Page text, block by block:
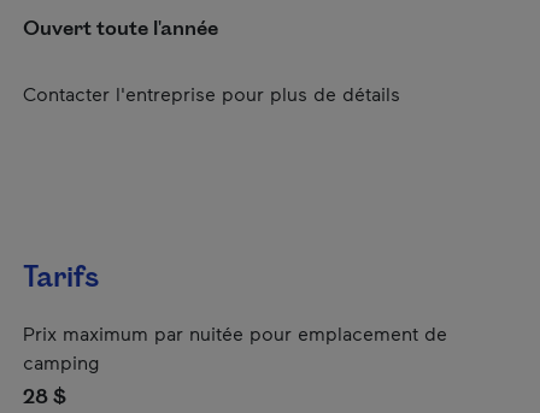
Ouvert toute l'année
Contacter l'entreprise pour plus de détails
Tarifs
Prix maximum par nuitée pour emplacement de
camping
28 $